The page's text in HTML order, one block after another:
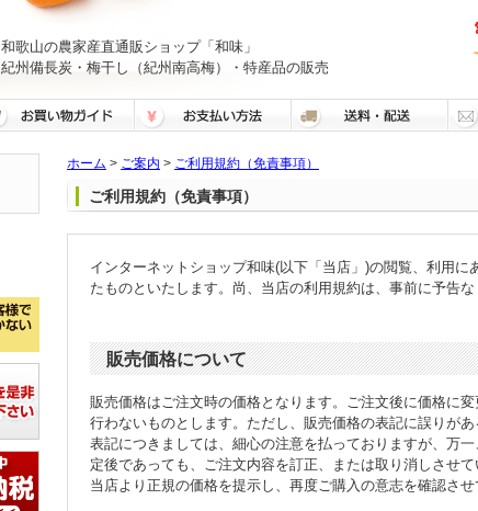
和歌山の農家産直通販ショップ「和味」
紀州備長炭・梅干し（紀州南高梅）・特産品の販売
ホーム > ご案内 > ご利用規約（免責事項）
ご利用規約（免責事項）
インターネットショップ和味(以下「当店」)の閲覧、利用
たものといたします。尚、当店の利用規約は、事前に予告な
販売価格について
販売価格はご注文時の価格となります。ご注文後に価格に
行わないものとします。ただし、販売価格の表記に誤りが
表記につきましては、細心の注意を払っておりますが、万
定後であっても、ご注文内容を訂正、または取り消しさせ
当店より正規の価格を提示し、再度ご購入の意志を確認させ